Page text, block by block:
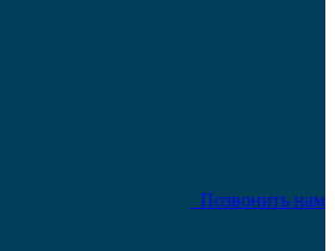
Позвонить нам